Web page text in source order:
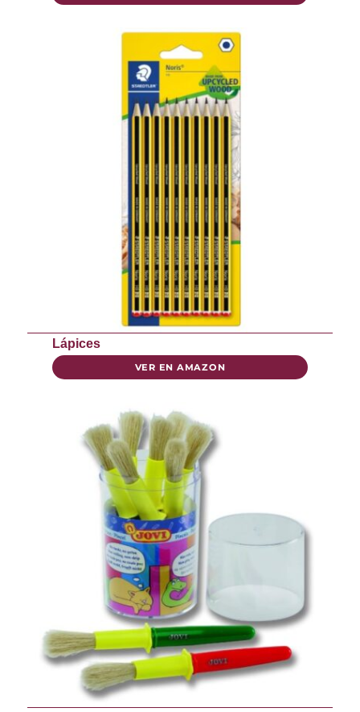
Lápices
VER EN AMAZON